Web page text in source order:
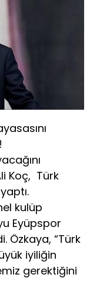
Koç, Türk
kulüp
Eyüpspor
Özkaya, “Türk
iyiliğin
gerektiğini